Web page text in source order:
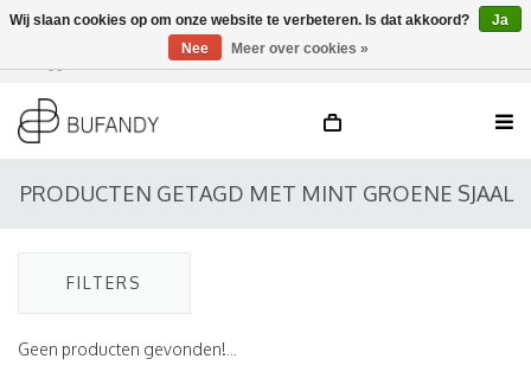
DE / EN
PRODUCTEN GETAGD MET MINT GROENE SJAAL
FILTERS
Geen producten gevonden!...
Wij slaan cookies op om onze website te verbeteren. Is dat akkoord?
Ja
Nee
Meer over cookies »